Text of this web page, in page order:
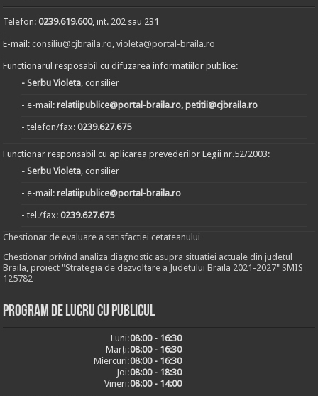
Telefon:0239.619.600, int. 202 sau 231
E-mail:consiliu@cjbraila.ro,violeta@portal-braila.ro
Functionarul resposabil cu difuzarea informatiilor publice:
- Serbu Violeta, consilier
- e-mail:relatiipublice@portal-braila.ro, petitii@cjbraila.ro
- telefon/fax:0239.627.675
Functionar responsabil cu aplicarea prevederilor Legii nr.52/2003:
- Serbu Violeta, consilier
- e-mail:relatiipublice@portal-braila.ro
- tel./fax:0239.627.675
Chestionar de evaluare a satisfactiei cetateanului
Chestionar privind analiza diagnostic asupra situatiei actuale din judetul
Braila, proiect "Strategia de dezvoltare a Judetului Braila 2021-2027" SMIS
125782
Program de lucru cu publicul
Luni:08:00 - 16:30
Marți:08:00 - 16:30
Miercuri:08:00 - 16:30
Joi:08:00 - 18:30
Vineri:08:00 - 14:00